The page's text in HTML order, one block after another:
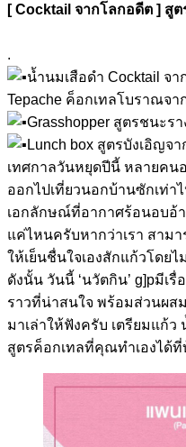
[ Cocktail จากโลกอดีต ] สู
.
น้ำนมเสือดำ Cocktail จ
Tepache ค็อกเทลโบราณจ
Grasshopper สูตรชนะร
Lunch box สูตรบังเอิญจ
เทศกาลวันหยุดปีนี้ หลายคน
ออกไปเที่ยวนอกบ้านซักเท่
เอกลักษณ์ที่อากาศร้อนอบอ้
แค่ไหนครับหากว่าเรา สาม
ให้เย็นชื่นใจเองสักแก้วโดย
ดังนั้น วันนี้ ‘นวัตกิน’ g]pมีเรื่
ราวที่น่าสนใจ พร้อมส่วนผส
มาเล่าให้ฟังครับ เตรียมแก้
สูตรค็อกเทลที่คุณทำเองได้ที่